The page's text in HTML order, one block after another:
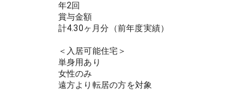
年2回
賞与金額
計4.30ヶ月分（前年度実績）
＜入居可能住宅＞
単身用あり
女性のみ
遠方より転居の方を対象